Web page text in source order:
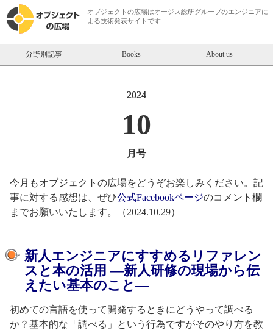
オブジェクトの広場はオージス総研グループのエンジニアに
よる技術発表サイトです
分野別記事 Books About us
2024
10
月号
今月もオブジェクトの広場をどうぞお楽しみください。記
事に対する感想は、ぜひ公式Facebookページのコメント欄
までお願いいたします。（2024.10.29）
【オブジェクトの広場】2024年10
新人エンジニアにすすめるリファレン
スと本の活用 —新人研修の現場から伝
えたい基本のこと—
初めての言語を使って開発するときにどうやって調べる
か？基本的な「調べる」という行為ですがそのやり方を教